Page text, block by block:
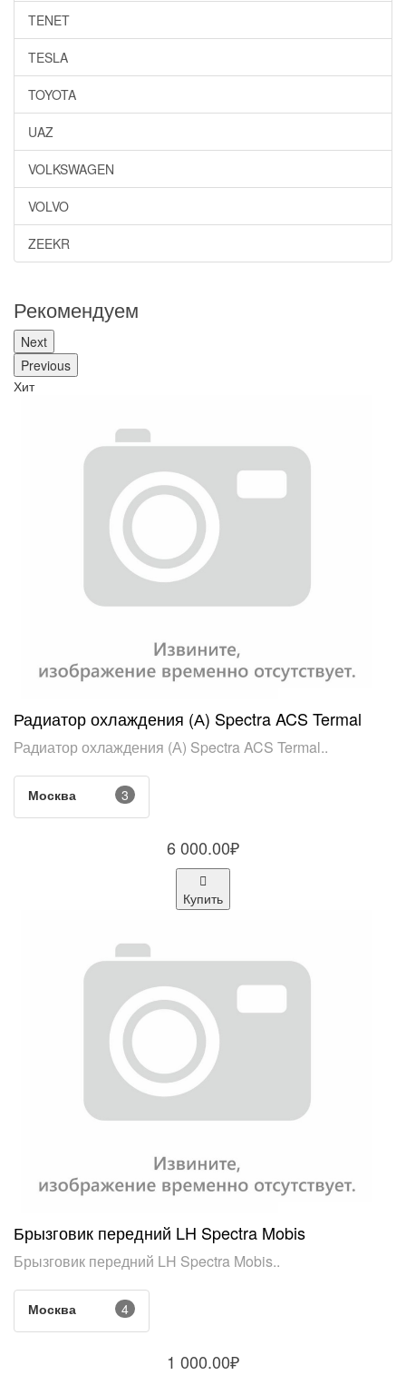
TENET
TESLA
TOYOTA
UAZ
VOLKSWAGEN
VOLVO
ZEEKR
Рекомендуем
Next
Previous
Хит
Радиатор охлаждения (А) Spectra ACS Termal
Радиатор охлаждения (А) Spectra ACS Termal..
Москва 3
6 000.00₽
Купить
Брызговик передний LH Spectra Mobis
Брызговик передний LH Spectra Mobis..
Москва 4
1 000.00₽